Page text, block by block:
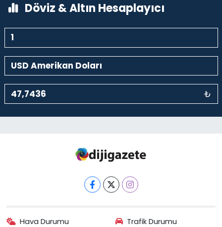
Döviz & Altın Hesaplayıcı
₺
Hava Durumu Trafik Durumu